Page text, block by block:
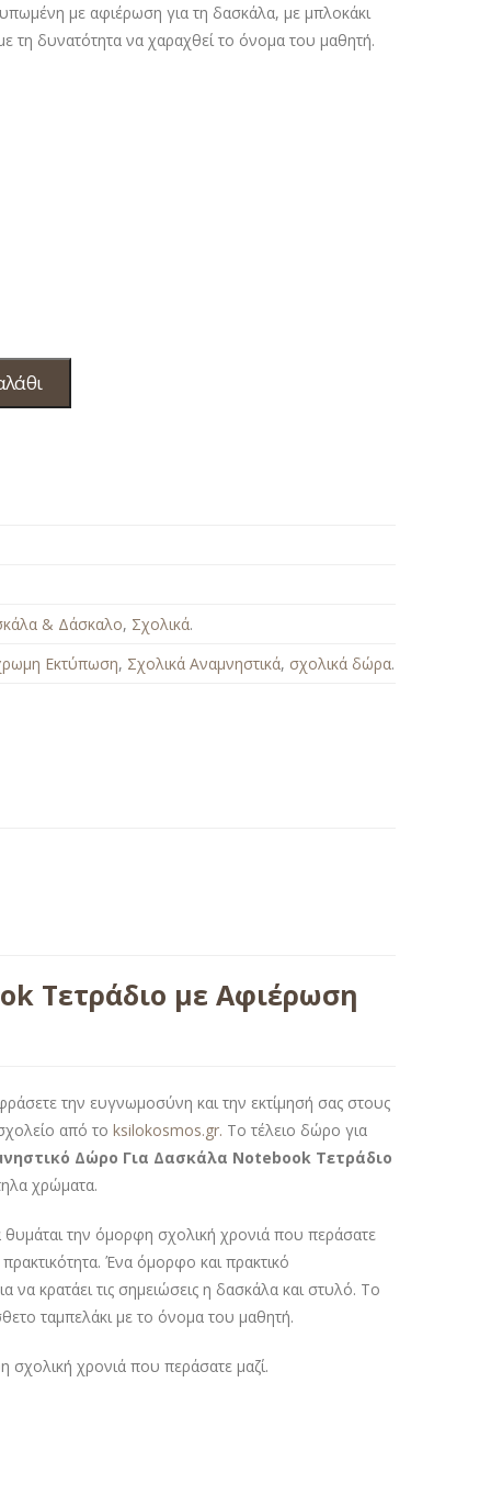
με αφιέρωση για τη δασκάλα, με μπλοκάκι
τη δυνατότητα να χαραχθεί το όνομα του μαθητή.
& Δάσκαλο, Σχολικά.
Εκτύπωση, Σχολικά Αναμνηστικά, σχολικά δώρα.
Τετράδιο με Αφιέρωση
την ευγνωμοσύνη και την εκτίμησή σας στους
από το ksilokosmos.gr. Το τέλειο δώρο για
Δώρο Για Δασκάλα Notebook Τετράδιο
χρώματα.
την όμορφη σχολική χρονιά που περάσατε
Ένα όμορφο και πρακτικό
κρατάει τις σημειώσεις η δασκάλα και στυλό. Το
ταμπελάκι με το όνομα του μαθητή.
σχολική χρονιά που περάσατε μαζί.